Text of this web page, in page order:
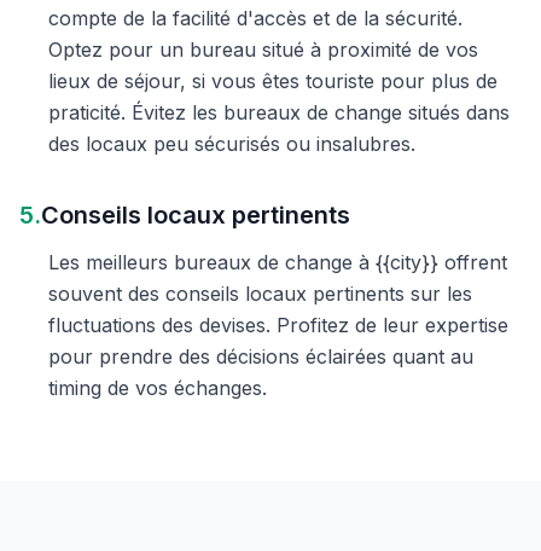
compte de la facilité d'accès et de la sécurité.
Optez pour un bureau situé à proximité de vos
lieux de séjour, si vous êtes touriste pour plus de
praticité. Évitez les bureaux de change situés dans
des locaux peu sécurisés ou insalubres.
5.Conseils locaux pertinents
Les meilleurs bureaux de change à {{city}} offrent
souvent des conseils locaux pertinents sur les
fluctuations des devises. Profitez de leur expertise
pour prendre des décisions éclairées quant au
timing de vos échanges.